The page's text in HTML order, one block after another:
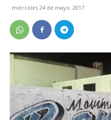
miércoles 24 de mayo, 2017